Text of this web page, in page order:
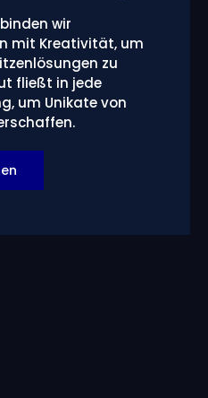
wir
mit Kreativität, um
zu
fließt in jede
um Unikate von